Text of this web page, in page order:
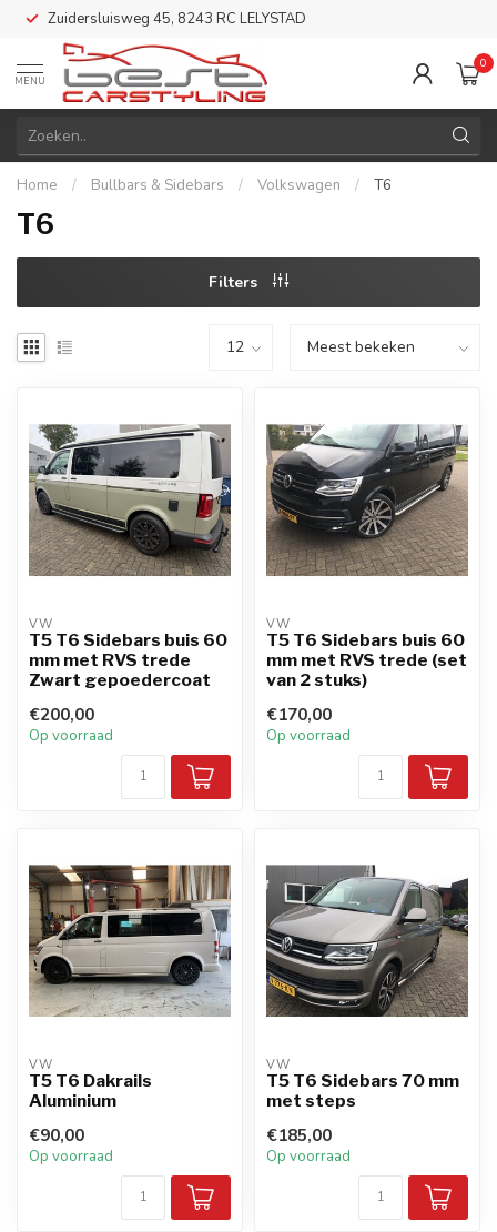
Zuidersluisweg 45, 8243 RC LELYSTAD
MENU
0
Home / Bullbars & Sidebars / Volkswagen / T6
T6
Filters
VW
T5 T6 Sidebars buis 60
mm met RVS trede
Zwart gepoedercoat
€200,00
Op voorraad
VW
T5 T6 Sidebars buis 60
mm met RVS trede (set
van 2 stuks)
€170,00
Op voorraad
VW
T5 T6 Dakrails
Aluminium
€90,00
Op voorraad
VW
T5 T6 Sidebars 70 mm
met steps
€185,00
Op voorraad